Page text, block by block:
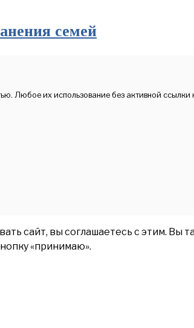
семей
Любое их использование без активной
сайт, вы соглашаетесь с этим. Вы
«принимаю».